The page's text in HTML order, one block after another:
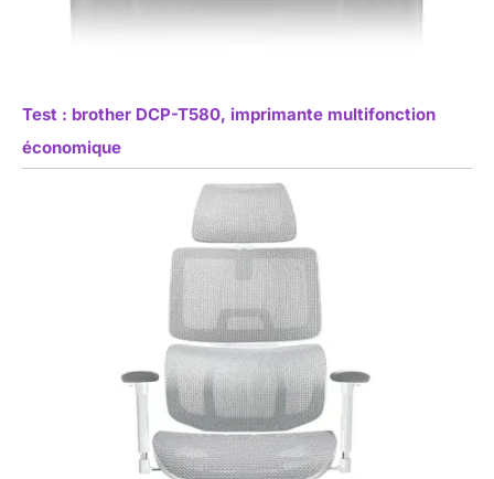
Test : brother DCP-T580, imprimante multifonction
économique